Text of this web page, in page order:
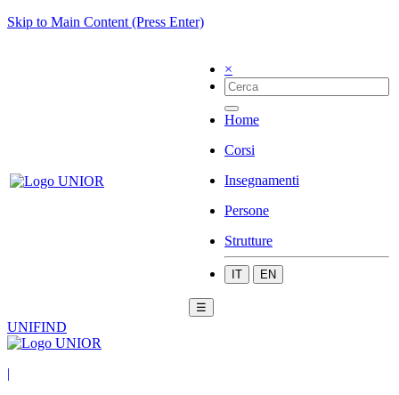
Skip to Main Content (Press Enter)
×
Home
Corsi
Insegnamenti
Persone
Strutture
IT EN
☰
UNIFIND
|